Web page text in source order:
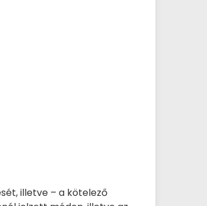
illetve – a kötelező